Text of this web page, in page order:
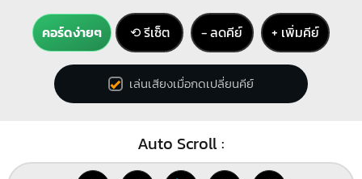
คอร์ดง่ายๆ ⟲ รีเซ็ต − ลดคีย์ + เพิ่มคีย์
เล่นเสียงเมื่อกดเปลี่ยนคีย์
Auto Scroll :